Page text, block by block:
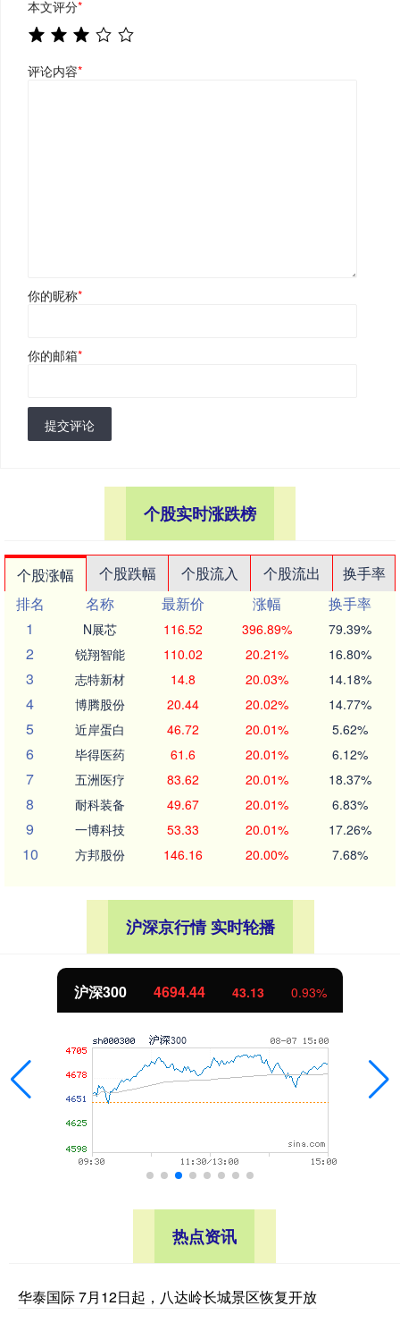
本文评分*
评论内容*
你的昵称*
你的邮箱*
提交评论
个股实时涨跌榜
个股涨幅 个股跌幅 个股流入 个股流出
换手率
排名
名称 最新价 涨幅
换手率
1
N展芯 116.52 396.89% 79.39%
2 锐翔智能 110.02 20.21% 16.80%
3 志特新材 14.8 20.03% 14.18%
4 博腾股份 20.44 20.02% 14.77%
5 近岸蛋白 46.72 20.01% 5.62%
6 毕得医药 61.6 20.01% 6.12%
7 五洲医疗 83.62 20.01% 18.37%
8 耐科装备 49.67 20.01% 6.83%
9 一博科技 53.33 20.01% 17.26%
10 方邦股份 146.16 20.00% 7.68%
沪深京行情 实时轮播
沪深300 4694.44 43.13 0.93%
热点资讯
华泰国际 7月12日起，八达岭长城景区恢复开放